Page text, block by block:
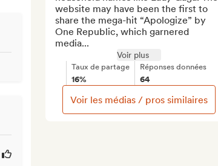
website may have been the first to
share the mega-hit “Apologize” by
One Republic, which garnered
media...
Voir plus
Taux de partage
16%
Réponses données
64
Voir les médias / pros similaires